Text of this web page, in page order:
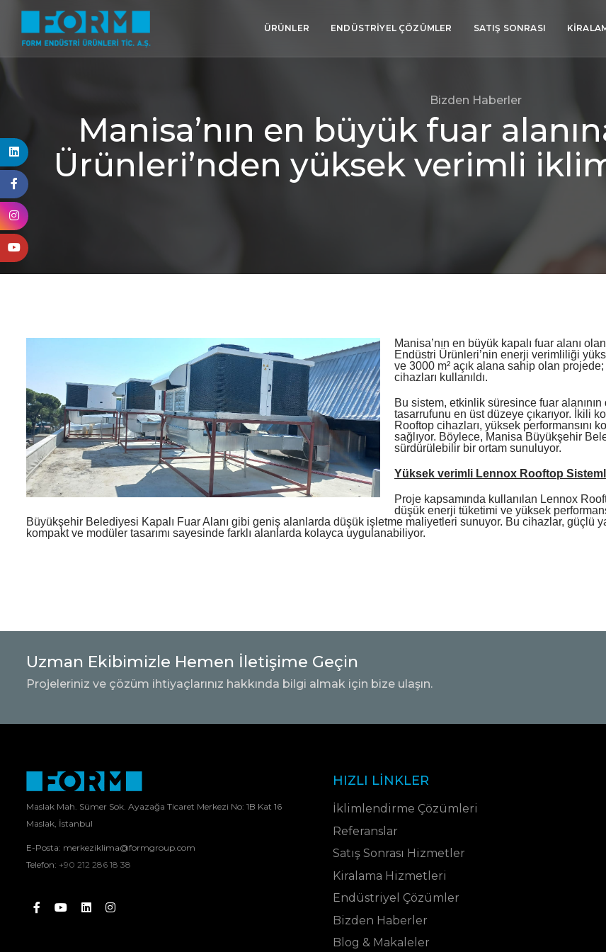
ÜRÜNLER ENDÜSTRIYEL ÇÖZÜMLER SATIŞ SONRASI
Bizden Haberler
Manisa’nın en büyük fuar
Ürünleri’nden yüksek verimli
Manisa’nın en büyük kapalı fuar alanı
Endüstri Ürünleri’nin enerji verimliliği
ve 3000 m² açık alana sahip olan
cihazları kullanıldı.
Bu sistem, etkinlik süresince fuar
tasarrufunu en üst düzeye çıkarıyor. İkili
Rooftop cihazları, yüksek performansını
sağlıyor. Böylece, Manisa Büyükşehir
sürdürülebilir bir ortam sunuluyor.
Yüksek verimli Lennox Rooftop
Proje kapsamında kullanılan Lennox
düşük enerji tüketimi ve yüksek
Büyükşehir Belediyesi Kapalı Fuar Alanı gibi geniş alanlarda düşük işletme maliyetleri sunuyor. Bu cihazlar, güçlü
kompakt ve modüler tasarımı sayesinde farklı alanlarda kolayca uygulanabiliyor.
Uzman Ekibimizle Hemen İletişime Geçin
Projeleriniz ve çözüm ihtiyaçlarınız hakkında bilgi almak için bize ulaşın.
Maslak Mah. Sümer Sok. Ayazağa Ticaret Merkezi No: 1B Kat 16
Maslak, İstanbul
E-Posta: merkeziklima@formgroup.com
Telefon: +90 212 286 18 38
HIZLI LINKLER
İklimlendirme Çözümleri
Referanslar
Satış Sonrası Hizmetler
Kiralama Hizmetleri
Endüstriyel Çözümler
Bizden Haberler
Blog & Makaleler